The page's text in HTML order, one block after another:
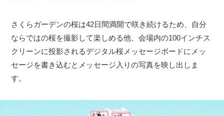
さくらガーデンの桜は42日間満開で咲き続けるため、自分
ならではの桜を撮影して楽しめる他、会場内の100インチス
クリーンに投影されるデジタル桜メッセージボードにメッ
セージを書き込むとメッセージ入りの写真を映し出しま
す。